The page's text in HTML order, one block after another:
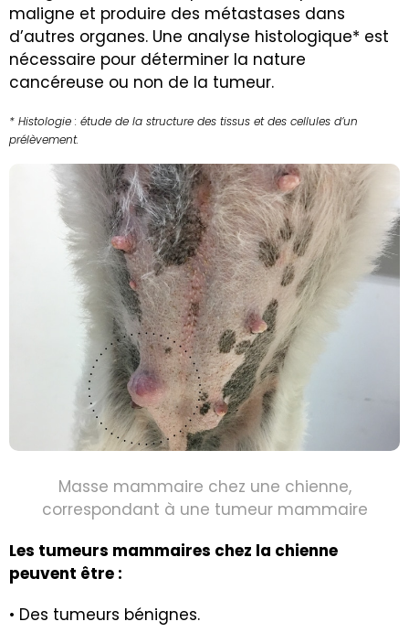
maligne et produire des métastases dans
d’autres organes. Une analyse histologique* est
nécessaire pour déterminer la nature
cancéreuse ou non de la tumeur.
* Histologie : étude de la structure des tissus et des cellules d’un
prélèvement.
Masse mammaire chez une chienne,
correspondant à une tumeur mammaire
Les tumeurs mammaires chez la chienne
peuvent être :
• Des tumeurs bénignes.